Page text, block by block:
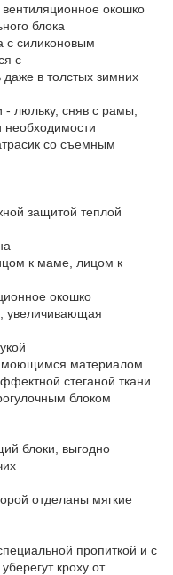
окошко
блока
с силиконовым
с
в толстых зимних
люльку, сняв с рамы,
необходимости
со съемным
защитой теплой
к маме, лицом к
окошко
увеличивающая
моющимся материалом
стеганой ткани
блоком
блоки, выгодно
отделаны мягкие
пропиткой и с
кроху от